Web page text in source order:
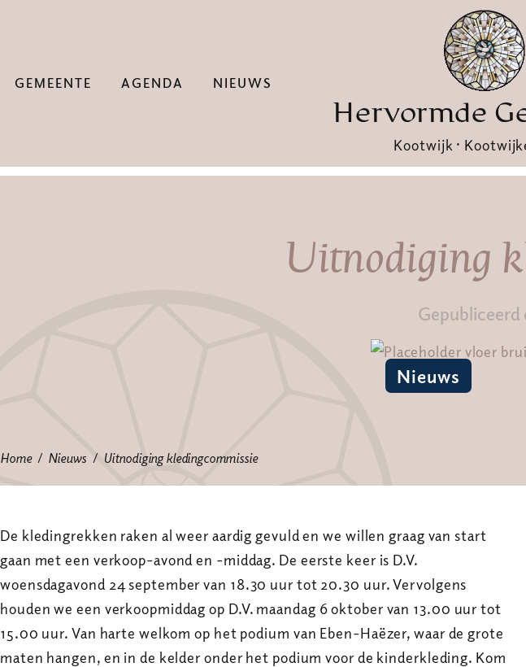
GEMEENTE AGENDA NIEUWS
Hervormde
Kootwijk ·
Uitnodiging
Nieuws
Home Nieuws Uitnodiging kledingcommissie
De kledingrekken raken al weer aardig gevuld en we willen graag van start
gaan met een verkoop-avond en -middag. De eerste keer is D.V.
woensdagavond 24 september van 18.30 uur tot 20.30 uur. Vervolgens
houden we een verkoopmiddag op D.V. maandag 6 oktober van 13.00 uur tot
15.00 uur. Van harte welkom op het podium van Eben-Haëzer, waar de grote
maten hangen, en in de kelder onder het podium voor de kinderkleding. Kom